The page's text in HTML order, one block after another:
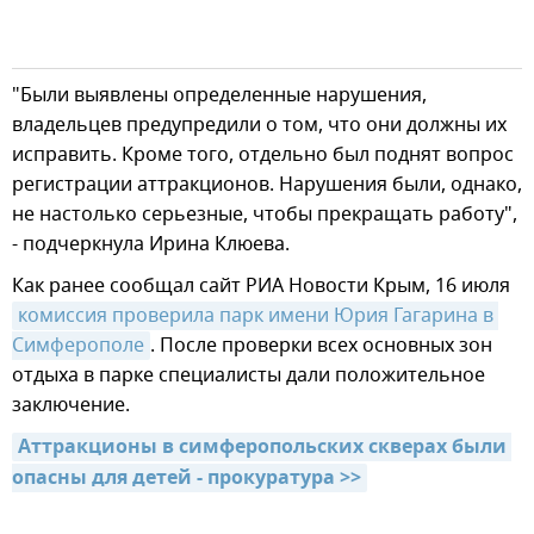
"Были выявлены определенные нарушения,
владельцев предупредили о том, что они должны их
исправить. Кроме того, отдельно был поднят вопрос
регистрации аттракционов. Нарушения были, однако,
не настолько серьезные, чтобы прекращать работу",
- подчеркнула Ирина Клюева.
Как ранее сообщал сайт РИА Новости Крым, 16 июля
комиссия проверила парк имени Юрия Гагарина в
Симферополе . После проверки всех основных зон
отдыха в парке специалисты дали положительное
заключение.
Аттракционы в симферопольских скверах были
опасны для детей - прокуратура >>